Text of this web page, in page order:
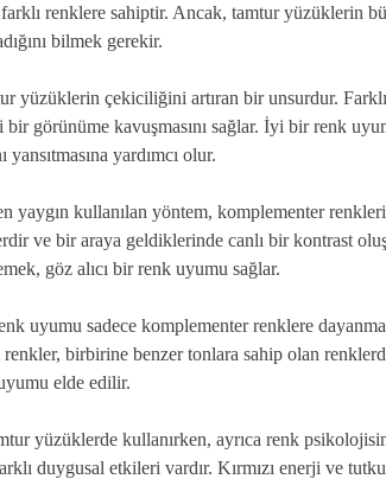
renklere sahiptir. Ancak, tamtur yüzüklerin
bilmek gerekir.
yüzüklerin çekiciliğini artıran bir unsurdur.
bir görünüme kavuşmasını sağlar. İyi bir renk
yansıtmasına yardımcı olur.
yaygın kullanılan yöntem, komplementer
ve bir araya geldiklerinde canlı bir kontrast
göz alıcı bir renk uyumu sağlar.
uyumu sadece komplementer renklere
birbirine benzer tonlara sahip olan
elde edilir.
yüzüklerde kullanırken, ayrıca renk
duygusal etkileri vardır. Kırmızı enerji ve